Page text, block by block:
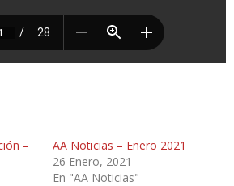
–
AA Noticias – Enero 2021
26 Enero, 2021
En "AA Noticias"